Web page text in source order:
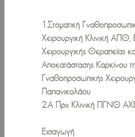
1.Στοματική
Χειρουργική Κλινική ΑΠΘ,
Χειρουργικής Θεραπείας
Αποκατάστασης Καρκίνου
Γναθοπροσωπικής
Παπανικολάου
2.Α Πρχ Κλινική ΠΓΝΘ
Εισαγωγή